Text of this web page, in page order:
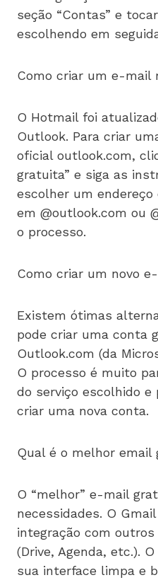
seção “Contas” e
escolhendo em
Como criar um e-mail
O Hotmail foi
Outlook. Para criar
oficial outlook.com,
gratuita” e siga as
escolher um
em @outlook.com ou
o processo.
Como criar um novo
Existem ótimas
pode criar uma conta
Outlook.com (da
O processo é muito
do serviço escolhido e
criar uma nova conta.
Qual é o melhor email
O “melhor” e-mail
necessidades. O
integração com outros
(Drive, Agenda, etc.).
sua interface limpa e